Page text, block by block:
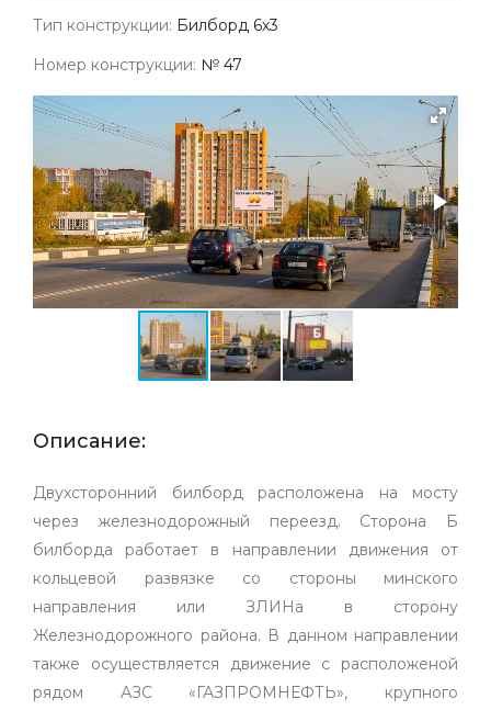
Тип конструкции: Билборд 6х3
Номер конструкции: № 47
Описание:
Двухсторонний билборд расположена на мосту
через железнодорожный переезд. Сторона Б
билборда работает в направлении движения от
кольцевой развязке со стороны минского
направления или ЗЛИНа в сторону
Железнодорожного района. В данном направлении
также осуществляется движение с расположеной
рядом АЗС «ГАЗПРОМНЕФТЬ», крупного